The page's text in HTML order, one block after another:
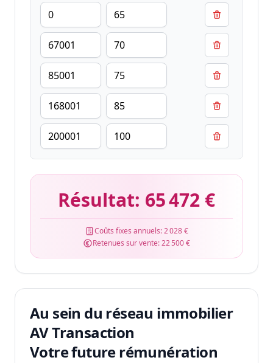
Résultat: 65 472 €
Coûts fixes annuels:2 028 €
Retenues sur vente:22 500 €
Au sein du réseau immobilier
AV Transaction
Votre future rémunération